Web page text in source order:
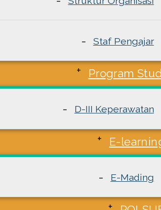
Staf Pengajar
Program
D-III Keperawatan
E-
E-Mading